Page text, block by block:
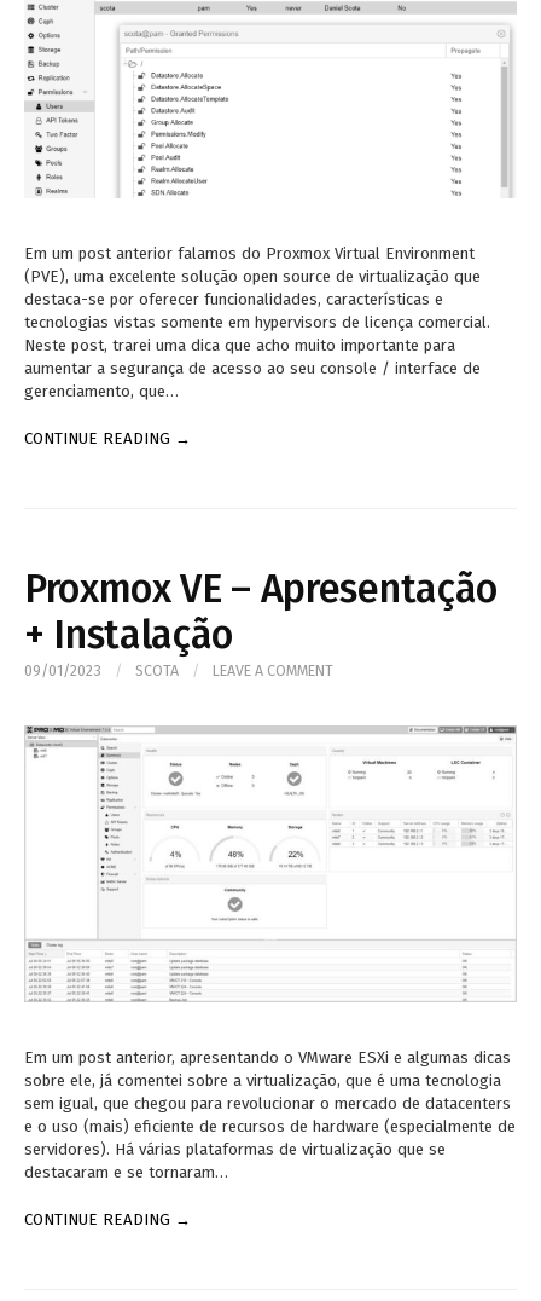
Em um post anterior falamos do Proxmox Virtual Environment
(PVE), uma excelente solução open source de virtualização que
destaca-se por oferecer funcionalidades, características e
tecnologias vistas somente em hypervisors de licença comercial.
Neste post, trarei uma dica que acho muito importante para
aumentar a segurança de acesso ao seu console / interface de
gerenciamento, que…
CONTINUE READING →
Proxmox VE – Apresentação
+ Instalação
09/01/2023 / SCOTA / LEAVE A COMMENT
Em um post anterior, apresentando o VMware ESXi e algumas dicas
sobre ele, já comentei sobre a virtualização, que é uma tecnologia
sem igual, que chegou para revolucionar o mercado de datacenters
e o uso (mais) eficiente de recursos de hardware (especialmente de
servidores). Há várias plataformas de virtualização que se
destacaram e se tornaram…
CONTINUE READING →